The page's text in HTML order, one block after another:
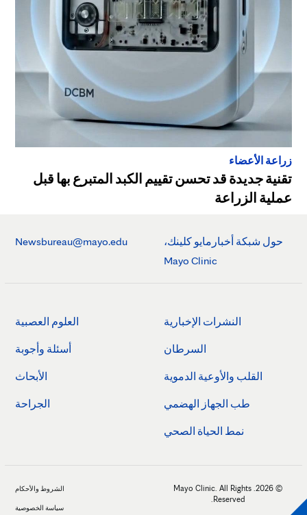
زراعة الأعضاء
تقنية جديدة قد تحسن تقييم الكبد المتبرع بها قبل
عملية الزراعة
حول شبكة أخبارمايو كلينك،
Mayo Clinic
Newsbureau@mayo.edu
النشرات الإخبارية
السرطان
القلب والأوعية الدموية
طب الجهاز الهضمي
نمط الحياة الصحي
العلوم العصبية
أسئلة وأجوبة
الأبحاث
الجراحة
الشروط والأحكام
سياسة الخصوصية
© 2026. Mayo Clinic. All Rights
Reserved.